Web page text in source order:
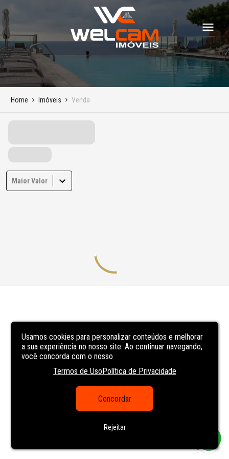
Usamos cookies para personalizar conteúdos e melhorar
a sua experiência no nosso site. Ao continuar navegando,
você concorda com o nosso
Termos de UsoPolítica de Privacidade
Concordar
Rejeitar
Home Imóveis Venda
Maior Valor